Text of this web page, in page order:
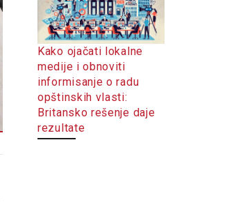
Kako ojačati lokalne
medije i obnoviti
informisanje o radu
opštinskih vlasti:
Britansko rešenje daje
rezultate